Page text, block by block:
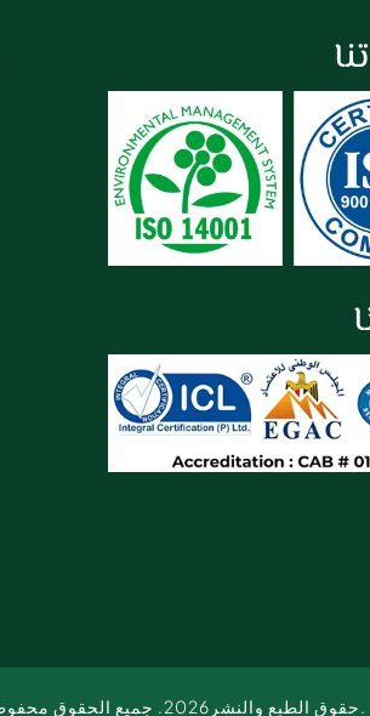
© حقوق الطبع والنشر2026. جميع الحقوق محفوظة.